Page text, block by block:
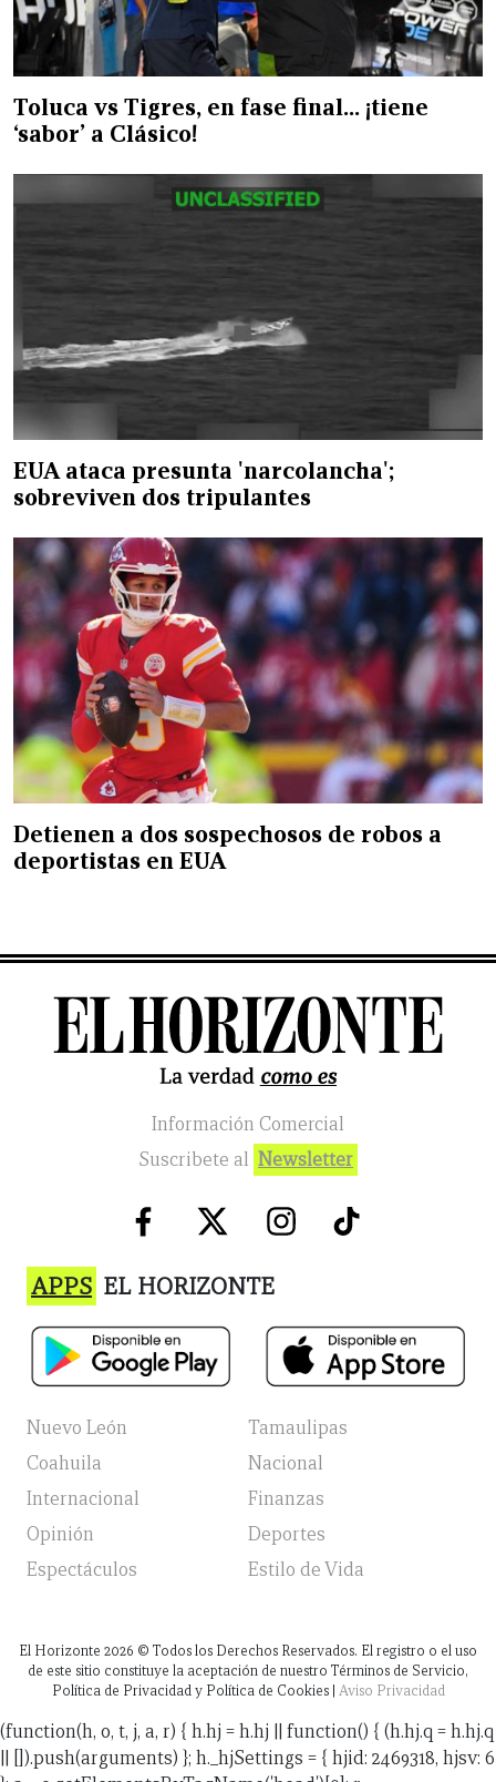
Toluca vs Tigres, en fase final… ¡tiene
‘sabor’ a Clásico!
EUA ataca presunta 'narcolancha';
sobreviven dos tripulantes
Detienen a dos sospechosos de robos a
deportistas en EUA
Información Comercial
Suscribete al Newsletter
APPS EL HORIZONTE
Nuevo León
Tamaulipas
Coahuila
Nacional
Internacional
Finanzas
Opinión
Deportes
Espectáculos
Estilo de Vida
El Horizonte 2026 © Todos los Derechos Reservados. El registro o el uso
de este sitio constituye la aceptación de nuestro Términos de Servicio,
Política de Privacidad y Política de Cookies | Aviso Privacidad
(function(h, o, t, j, a, r) { h.hj = h.hj || function() { (h.hj.q = h.hj.q
|| []).push(arguments) }; h._hjSettings = { hjid: 2469318, hjsv: 6